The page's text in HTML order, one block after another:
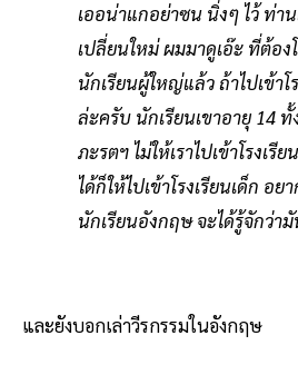
เออน่าแกอย่าซน นิ่งๆ ไว้ ท่า
เปลี่ยนใหม่ ผมมาดูเอ๊ะ ที่ต้อง
นักเรียนผู้ใหญ่แล้ว ถ้าไปเข้าโ
ล่ะครับ นักเรียนเขาอายุ 14
ภะรตฯ ไม่ให้เราไปเข้าโรงเ
ได้ก็ให้ไปเข้าโรงเรียนเด็ก อย
นักเรียนอังกฤษ จะได้รู้จักว่ามั
และยังบอกเล่าวีรกรรมในอังกฤษ